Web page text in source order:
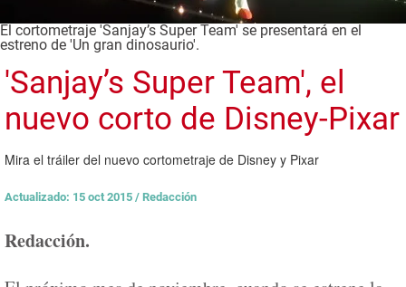
El cortometraje 'Sanjay’s Super Team' se presentará en el
estreno de 'Un gran dinosaurio'.
'Sanjay’s Super Team', el
nuevo corto de Disney-Pixar
Mira el tráiler del nuevo cortometraje de Disney y Pixar
Actualizado: 15 oct 2015 / Redacción
Redacción.